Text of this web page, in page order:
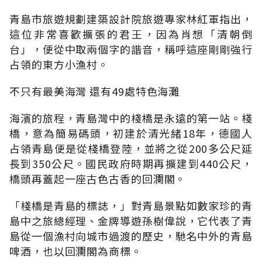
青島市旅遊規劃建築設計院旅遊專家林紅軍指出，
這位非常喜歡擴張的君王，因為肖想「清朝倒
台」，便從中取兩個字的諧音，稱呼這座剛剛強行
占領的東方小漁村。
不只有最美海灣 還有49處特色海灘
海濱的旅程，青島灣中的棧橋是永遠的第一站。棧
橋，意為簡易碼頭，初建於清光緒18年，德國人
占領青島便是從棧橋登陸，並將之從200多公尺延
長到350公尺。國民政府時期再擴建到440公尺，
橋頭再蓋起一座古色古香的回瀾閣。
「棧橋是青島的標誌，」對青島景點如數家珍的青
島中之旅總經理、金牌導遊孫樹偉說，它代表了青
島從一個漁村向城市過渡的歷史，馳名中外的青島
啤酒，也以回瀾閣為商標。